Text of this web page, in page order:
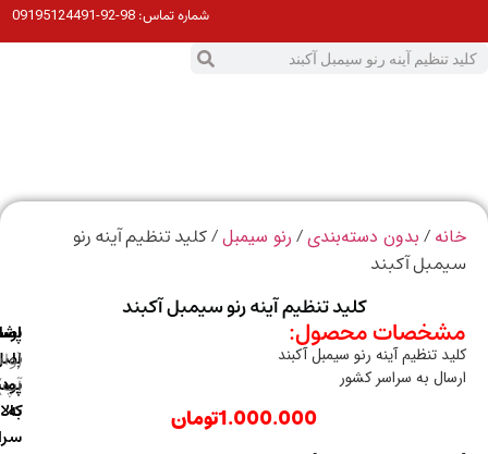
شماره تماس:98-92-09195124491
/بدون دسته‌بندی/رنو سیمبل/ کلید تنظیم آینه رنو
آکبند
کلید تنظیم آینه رنو سیمبل آکبند
محصول:
تنظیم آینه رنو سیمبل آکبند
به سراسر کشور
1.000.000تومان
سراسر
اصالت
پشتیبانی
(واتس